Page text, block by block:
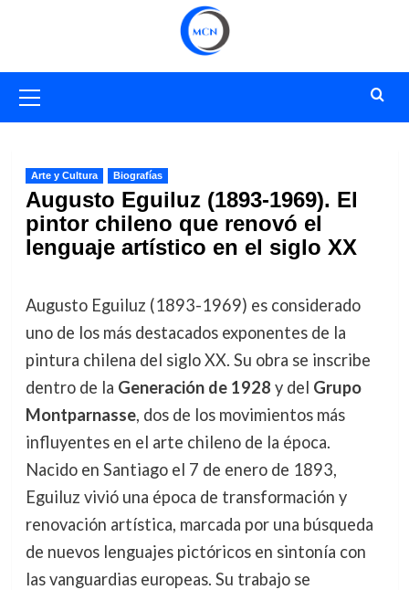
primario
Arte y Cultura Biografías
Augusto Eguiluz (1893-1969). El
pintor chileno que renovó el
lenguaje artístico en el siglo XX
Augusto Eguiluz (1893-1969) es considerado
uno de los más destacados exponentes de la
pintura chilena del siglo XX. Su obra se inscribe
dentro de la Generación de 1928 y del Grupo
Montparnasse, dos de los movimientos más
influyentes en el arte chileno de la época.
Nacido en Santiago el 7 de enero de 1893,
Eguiluz vivió una época de transformación y
renovación artística, marcada por una búsqueda
de nuevos lenguajes pictóricos en sintonía con
las vanguardias europeas. Su trabajo se